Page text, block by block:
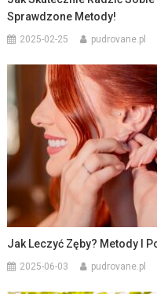
Sprawdzone Metody!
2025-02-25 pudrovane.pl
Jak Leczyć Zęby? Metody I
2025-06-03 pudrovane.pl